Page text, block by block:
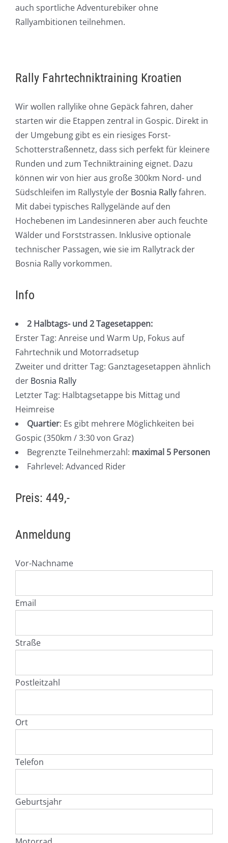
auch sportliche Adventurebiker ohne
Rallyambitionen teilnehmen.
Rally Fahrtechniktraining Kroatien
Wir wollen rallylike ohne Gepäck fahren, daher
starten wir die Etappen zentral in Gospic. Direkt in
der Umgebung gibt es ein riesiges Forst-
Schotterstraßennetz, dass sich perfekt für kleinere
Runden und zum Techniktraining eignet. Dazu
können wir von hier aus große 300km Nord- und
Südschleifen im Rallystyle der Bosnia Rallyfahren.
Mit dabei typisches Rallygelände auf den
Hochebenen im Landesinneren aber auch feuchte
Wälder und Forststrassen. Inklusive optionale
technischer Passagen, wie sie im Rallytrack der
Bosnia Rally vorkommen.
Info
2 Halbtags- und 2 Tagesetappen:
Erster Tag: Anreise und Warm Up, Fokus auf
Fahrtechnik und Motorradsetup
Zweiter und dritter Tag: Ganztagesetappen ähnlich
der Bosnia Rally
Letzter Tag: Halbtagsetappe bis Mittag und
Heimreise
Quartier: Es gibt mehrere Möglichkeiten bei
Gospic (350km / 3:30 von Graz)
Begrenzte Teilnehmerzahl: maximal 5 Personen
Fahrlevel: Advanced Rider
Preis: 449,-
Anmeldung
Vor-Nachname
Email
Straße
Postleitzahl
Ort
Telefon
Geburtsjahr